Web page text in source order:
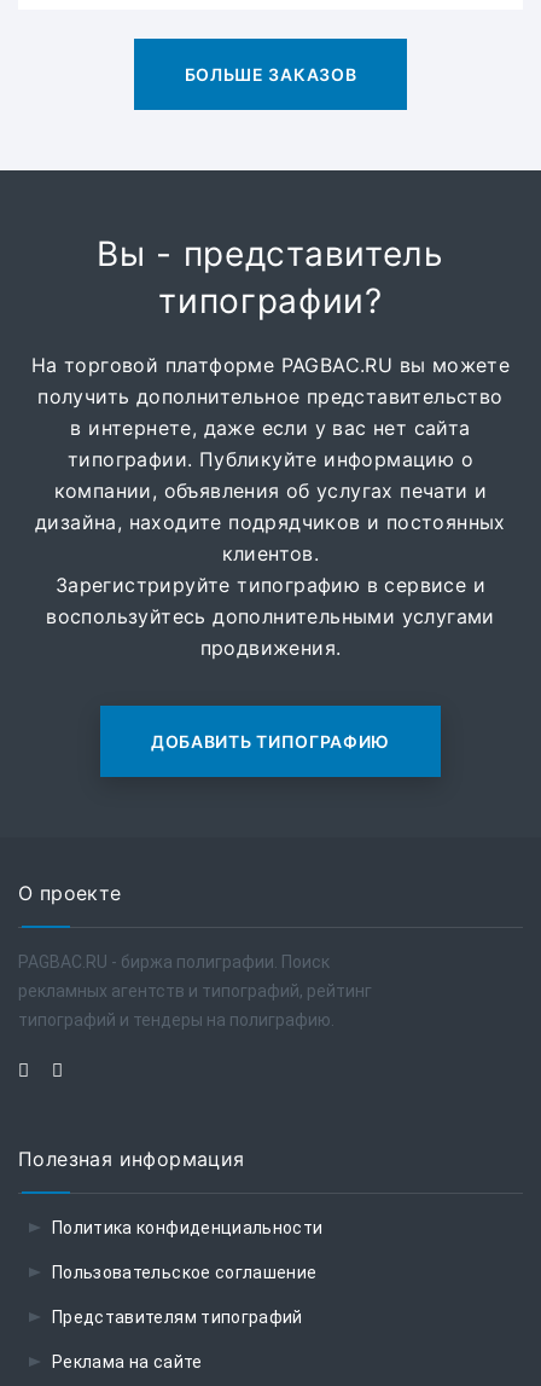
БОЛЬШЕ ЗАКАЗОВ
Вы - представитель
типографии?
На торговой платформе PAGBAC.RU вы можете
получить дополнительное представительство
в интернете, даже если у вас нет сайта
типографии. Публикуйте информацию о
компании, объявления об услугах печати и
дизайна, находите подрядчиков и постоянных
клиентов.
Зарегистрируйте типографию в сервисе и
воспользуйтесь дополнительными услугами
продвижения.
ДОБАВИТЬ ТИПОГРАФИЮ
О проекте
PAGBAC.RU - биржа полиграфии. Поиск
рекламных агентств и типографий, рейтинг
типографий и тендеры на полиграфию.
Полезная информация
Политика конфиденциальности
Пользовательское соглашение
Представителям типографий
Реклама на сайте